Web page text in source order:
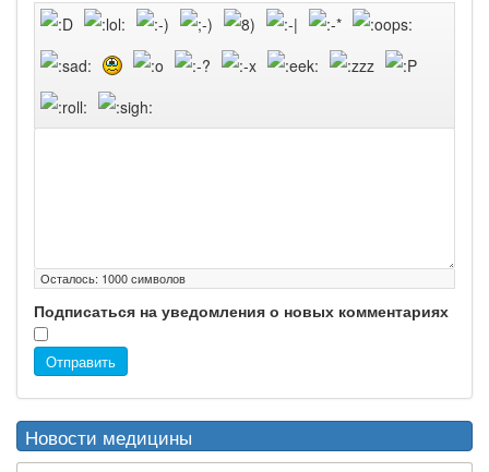
Осталось: 1000символов
Подписаться на уведомления о новых комментариях
Отправить
Новости медицины